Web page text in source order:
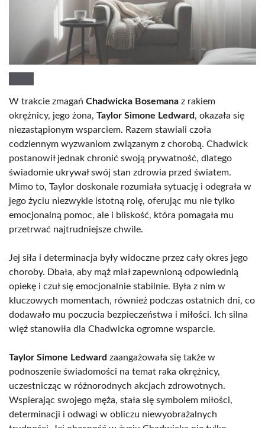
W trakcie zmagań Chadwicka Bosemana z rakiem
okrężnicy, jego żona, Taylor Simone Ledward, okazała się
niezastąpionym wsparciem. Razem stawiali czoła
codziennym wyzwaniom związanym z chorobą. Chadwick
postanowił jednak chronić swoją prywatność, dlatego
świadomie ukrywał swój stan zdrowia przed światem.
Mimo to, Taylor doskonale rozumiała sytuację i odegrała w
jego życiu niezwykle istotną rolę, oferując mu nie tylko
emocjonalną pomoc, ale i bliskość, która pomagała mu
przetrwać najtrudniejsze chwile.
Jej siła i determinacja były widoczne przez cały okres jego
choroby. Dbała, aby mąż miał zapewnioną odpowiednią
opiekę i czuł się emocjonalnie stabilnie. Była z nim w
kluczowych momentach, również podczas ostatnich dni, co
dodawało mu poczucia bezpieczeństwa i miłości. Ich silna
więź stanowiła dla Chadwicka ogromne wsparcie.
Taylor Simone Ledward zaangażowała się także w
podnoszenie świadomości na temat raka okrężnicy,
uczestnicząc w różnorodnych akcjach zdrowotnych.
Wspierając swojego męża, stała się symbolem miłości,
determinacji i odwagi w obliczu niewyobrażalnych